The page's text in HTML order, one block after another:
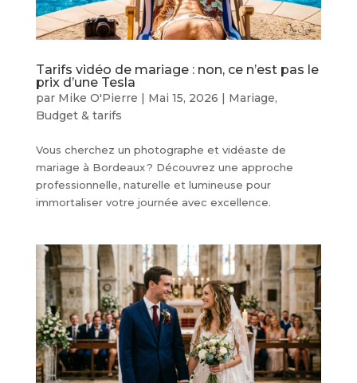
Tarifs vidéo de mariage : non, ce n’est pas le
prix d’une Tesla
par Mike O'Pierre | Mai 15, 2026 | Mariage,
Budget & tarifs
Vous cherchez un photographe et vidéaste de
mariage à Bordeaux ? Découvrez une approche
professionnelle, naturelle et lumineuse pour
immortaliser votre journée avec excellence.